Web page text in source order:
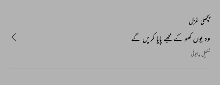
پچھلی غزل
وہ یوں کھو کے مجھے پایا کریں گے
شکیل بدایونی